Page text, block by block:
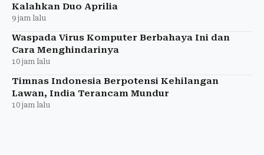
Kalahkan Duo Aprilia
9 jam lalu
Waspada Virus Komputer Berbahaya Ini dan
Cara Menghindarinya
10 jam lalu
Timnas Indonesia Berpotensi Kehilangan
Lawan, India Terancam Mundur
10 jam lalu